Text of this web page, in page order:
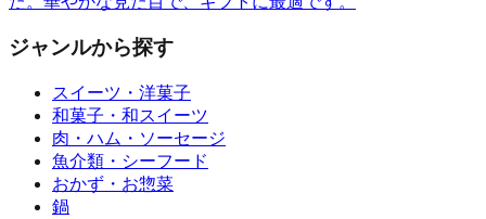
ジャンルから探す
スイーツ・洋菓子
和菓子・和スイーツ
肉・ハム・ソーセージ
魚介類・シーフード
おかず・お惣菜
鍋